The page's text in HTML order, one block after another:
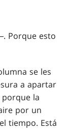
Porque esto
se les
a apartar
porque la
por un
tiempo. Está